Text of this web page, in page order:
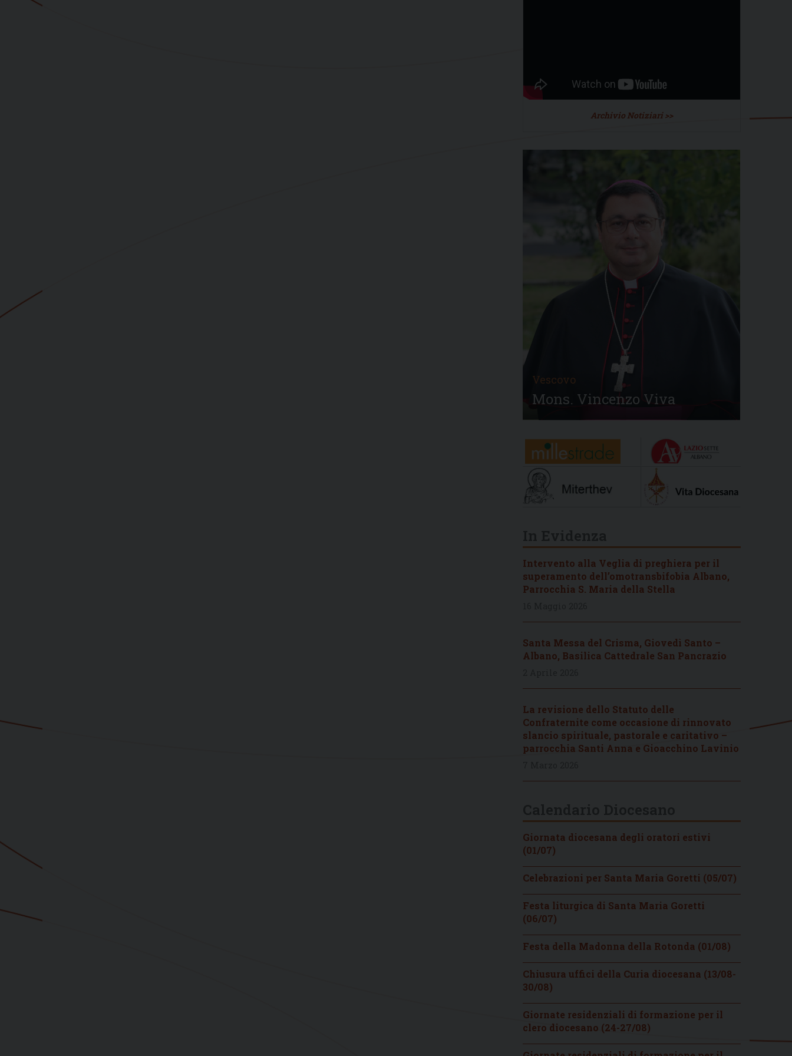
Archivio Notiziari >>
Vescovo
Mons. Vincenzo Viva
Intervento alla Veglia di preghiera per il
superamento dell’omotransbifobia Albano,
Parrocchia S. Maria della Stella
Santa Messa del Crisma, Giovedì Santo –
Albano, Basilica Cattedrale San Pancrazio
La revisione dello Statuto delle
Confraternite come occasione di rinnovato
slancio spirituale, pastorale e caritativo –
parrocchia Santi Anna e Gioacchino Lavinio
Giornata diocesana degli oratori estivi
(01/07)
Celebrazioni per Santa Maria Goretti (05/07)
Festa liturgica di Santa Maria Goretti
(06/07)
Festa della Madonna della Rotonda (01/08)
Chiusura uffici della Curia diocesana (13/08-
30/08)
Giornate residenziali di formazione per il
clero diocesano (24-27/08)